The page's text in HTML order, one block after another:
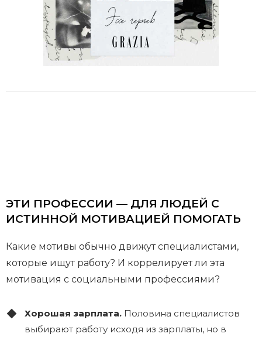
ЭТИ ПРОФЕССИИ — ДЛЯ ЛЮДЕЙ С
ИСТИННОЙ МОТИВАЦИЕЙ ПОМОГАТЬ
Какие мотивы обычно движут специалистами,
которые ищут работу? И коррелирует ли эта
мотивация с социальными профессиями?
Хорошая зарплата. Половина специалистов
выбирают работу исходя из зарплаты, но в